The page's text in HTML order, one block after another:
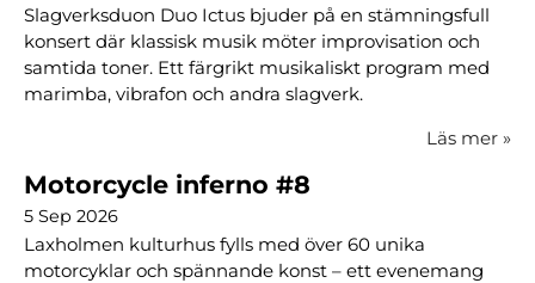
Slagverksduon Duo Ictus bjuder på en stämningsfull
konsert där klassisk musik möter improvisation och
samtida toner. Ett färgrikt musikaliskt program med
marimba, vibrafon och andra slagverk.
Läs mer »
Motorcycle inferno #8
5 Sep 2026
Laxholmen kulturhus fylls med över 60 unika
motorcyklar och spännande konst – ett evenemang